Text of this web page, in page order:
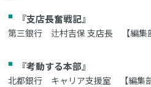
『支店長奮戦記』
第三銀行 辻村吉保 支店長 【編集
『考動する本部』
北都銀行 キャリア支援室 【編集部